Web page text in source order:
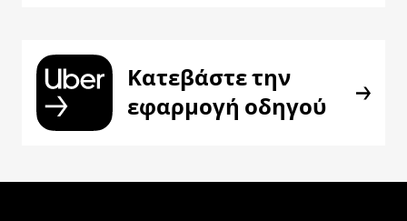
Κατεβάστε την
εφαρμογή οδηγού